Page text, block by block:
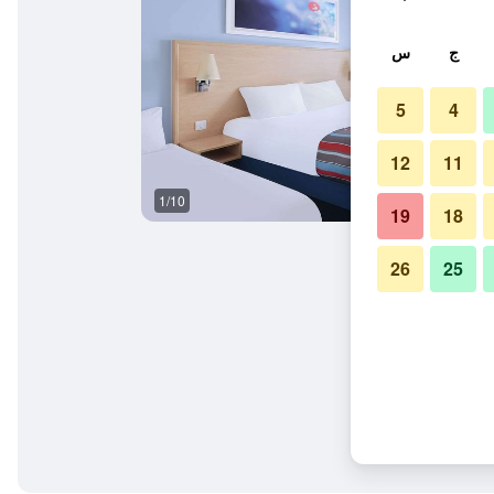
1/10
ج س
4
5
11
12
18
19
25
26